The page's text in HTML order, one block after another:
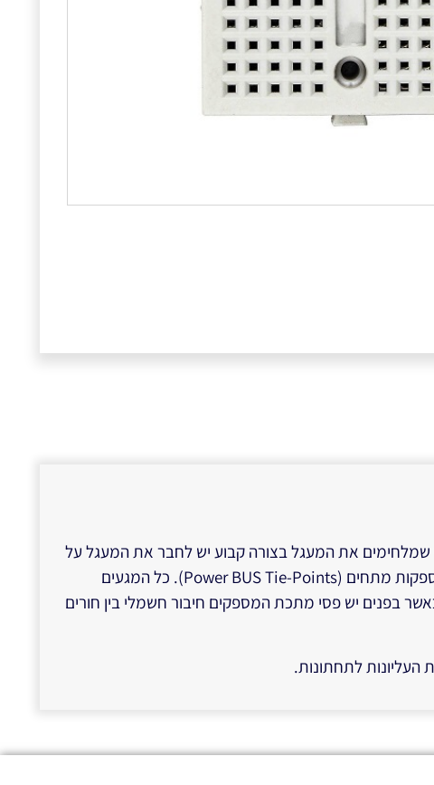
שמלחימים את המעגל בצורה קבוע יש לחבר את המעגל על
לוח מטריצה (Plug-InBread-BoardMatrix), המשמש להתחברות לרכיבים (ComponentTiePoints) ומגעי רוחב לחיבור אספקות מתחים (Power BUS Tie-Points). כל המגעים
בפנים יש פסי מתכת המספקים חיבור חשמלי בין חורים
לתחתונות.